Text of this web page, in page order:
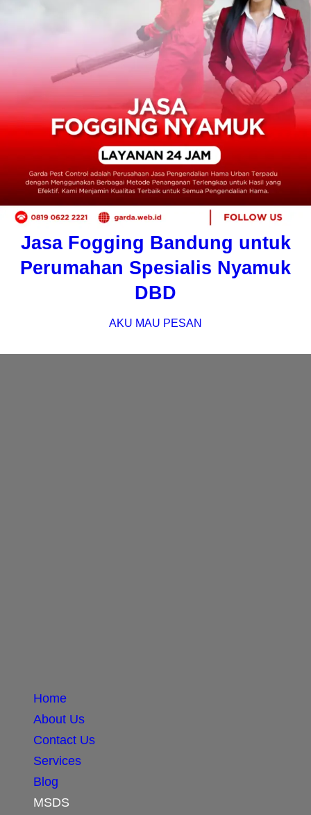
Jasa Fogging Bandung untuk
Perumahan Spesialis Nyamuk
DBD
AKU MAU PESAN
Home
About Us
Contact Us
Services
Blog
MSDS